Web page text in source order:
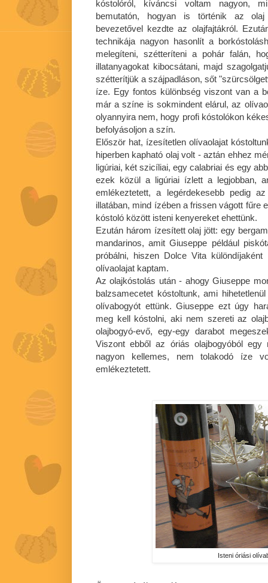
kóstolóról, kíváncsi voltam nagyon,
bemutatón, hogyan is történik az
bevezetővel kezdte az olajfajtákról.
technikája nagyon hasonlít a
melegíteni, szétteríteni a pohár falán,
illatanyagokat kibocsátani, majd
szétterítjük a szájpadláson, sőt
íze. Egy fontos különbség viszont van a
már a színe is sokmindent elárul, az
olyannyira nem, hogy profi kóstolókon
befolyásoljon a szín.
Először hat, ízesítetlen olívaolajat
hiperben kapható olaj volt - aztán ehhez
ligúriai, két szicíliai, egy calabriai és egy
ezek közül a ligúriai ízlett a legjobban,
emlékeztetett, a legérdekesebb pedig
illatában, mind ízében a frissen vágott fűre
kóstoló között isteni kenyereket ehettünk.
Ezután három ízesített olaj jött: egy
mandarinos, amit Giuseppe például
próbálni, hiszen Dolce Vita
olívaolajat kaptam.
Az olajkóstolás után - ahogy Giuseppe
balzsamecetet kóstoltunk, ami
olívabogyót ettünk. Giuseppe ezt úgy
meg kell kóstolni, aki nem szereti az
olajbogyó-evő, egy-egy darabot
Viszont ebből az óriás olajbogyóból
nagyon kellemes, nem tolakodó íze
emlékeztetett.
Isteni óriási